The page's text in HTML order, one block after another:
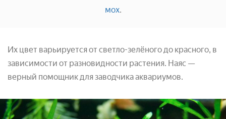
мох.
Их цвет варьируется от светло-зелёного до красного, в
зависимости от разновидности растения. Наяс —
верный помощник для заводчика аквариумов.